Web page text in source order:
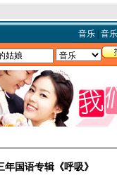
音乐| 音
年国语专辑《呼吸》